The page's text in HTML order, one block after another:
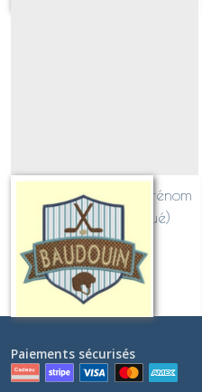
Blason SPORT avec prénom
HOCKEY (appliqué)
Sur demande
Paiements sécurisés